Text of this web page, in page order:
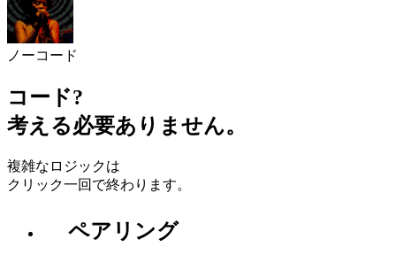
ノーコード
コード?
考える必要ありません。
複雑なロジックは
クリック一回で終わります。
ペアリング